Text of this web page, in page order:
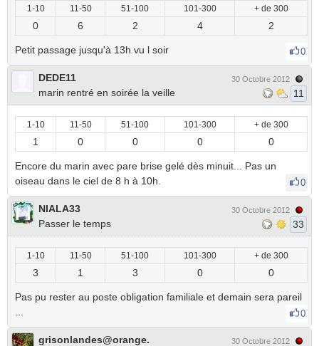
1-10 11-50 51-100 101-300 + de 300
0 6 2 4 2
Petit passage jusqu'à 13h vu l soir 0
DEDE11
marin rentré en soirée la veille
30 Octobre 2012
11
1-10 11-50 51-100 101-300 + de 300
1 0 0 0 0
Encore du marin avec pare brise gelé dès minuit... Pas un
oiseau dans le ciel de 8 h à 10h.
0
NIALA33
Passer le temps
30 Octobre 2012
33
1-10 11-50 51-100 101-300 + de 300
3 1 3 0 0
Pas pu rester au poste obligation familiale et demain sera pareil
0
grisonlandes@orange.
30 Octobre 2012